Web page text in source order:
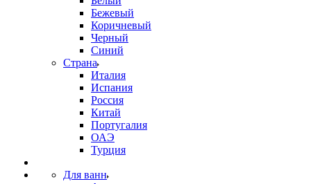
Бежевый
Коричневый
Черный
Синий
Страна
Италия
Испания
Россия
Китай
Португалия
ОАЭ
Турция
Для ванн